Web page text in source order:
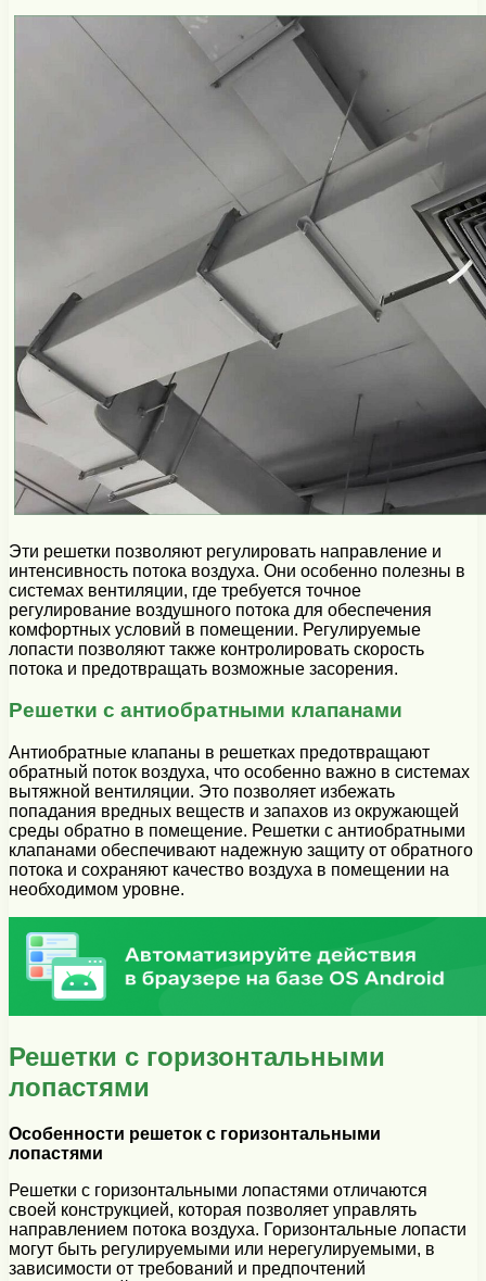
Эти решетки позволяют регулировать направление и
интенсивность потока воздуха. Они особенно полезны в
системах вентиляции, где требуется точное
регулирование воздушного потока для обеспечения
комфортных условий в помещении. Регулируемые
лопасти позволяют также контролировать скорость
потока и предотвращать возможные засорения.
Решетки с антиобратными клапанами
Антиобратные клапаны в решетках предотвращают
обратный поток воздуха, что особенно важно в системах
вытяжной вентиляции. Это позволяет избежать
попадания вредных веществ и запахов из окружающей
среды обратно в помещение. Решетки с антиобратными
клапанами обеспечивают надежную защиту от обратного
потока и сохраняют качество воздуха в помещении на
необходимом уровне.
Решетки с горизонтальными
лопастями
Особенности решеток с горизонтальными
лопастями
Решетки с горизонтальными лопастями отличаются
своей конструкцией, которая позволяет управлять
направлением потока воздуха. Горизонтальные лопасти
могут быть регулируемыми или нерегулируемыми, в
зависимости от требований и предпочтений